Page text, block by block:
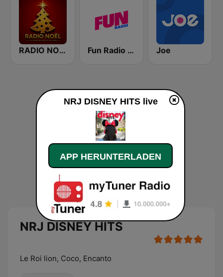
RADIO NOEL Fun Radio FRANCE Joe
NRJ DISNEY HITS
Le Roi lion, Coco, Encanto
NRJ DISNEY HITS live
APP HERUNTERLADEN